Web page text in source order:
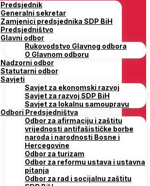
Predsjednik
Generalni sekretar
Zamjenici predsjednika SDP BiH
Predsjedništvo
Glavni odbor
Rukovodstvo Glavnog odbora
O Glavnom odboru
Nadzorni odbor
Statutarni odbor
Savjeti
Savjet za ekonomski razvoj
Savjet za razvoj SDP BiH
Savjet za lokalnu samoupravu
Odbori Predsjedništva
Odbor za afirmaciju i zaštitu
vrijednosti antifašističke borbe
naroda i narodnosti Bosne i
Hercegovine
Odbor za turizam
Odbor za reformu ustava i ustavna
pitanja
Odbor za rad i socijalnu zaštitu